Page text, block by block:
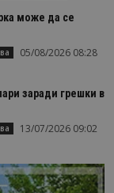
може да се
05/08/2026 08:28
заради грешки в
13/07/2026 09:02